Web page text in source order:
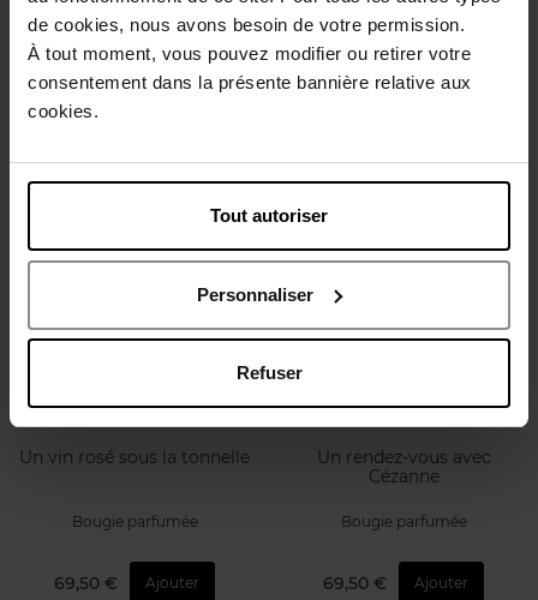
de cookies, nous avons besoin de votre permission.
À tout moment, vous pouvez modifier ou retirer votre
consentement dans la présente bannière relative aux
cookies.
Tout autoriser
Personnaliser
Refuser
UN RENDEZ-VOUS AVEC
CÉZANNE
Bâtonnets parfumés
68,90 € Ajouter
L'EAU ENSOLEILLÉE DE
ROSE
68,90 € Ajouter
ROSE ET MARIUS
Un vin rosé sous la tonnelle
Bougie parfumée
69,50 € Ajouter
ROSE ET MARIUS
Un rendez-vous avec
Cézanne
Bougie parfumée
69,50 € Ajouter